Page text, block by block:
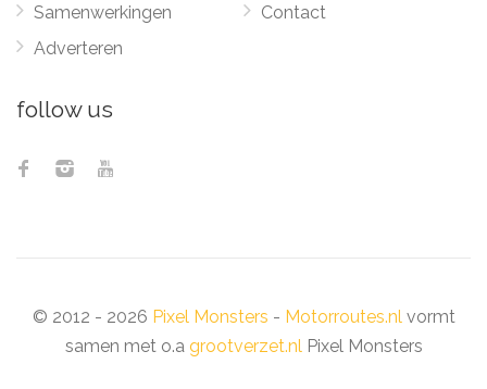
Samenwerkingen
Adverteren
Contact
follow us
© 2012 - 2026 Pixel Monsters - Motorroutes.nlvormt
samen met o.a grootverzet.nlPixel Monsters